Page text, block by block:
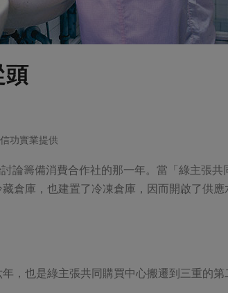
頭
功實業提供
論籌備消費合作社的那一年。當「綠主張
倉庫，也建置了冷凍倉庫，因而開啟了供
，也是綠主張共同購買中心搬遷到三重的